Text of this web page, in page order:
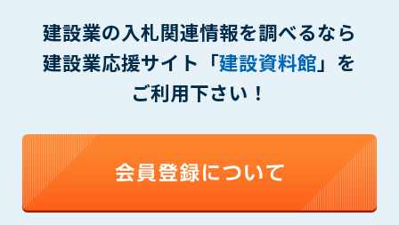
建設業の入札関連情報を調べるなら
建設業応援サイト「建設資料館」を
ご利用下さい！
第9条（会員の個人情報）
会員の氏名、住所、性別、年齢、メールアドレスその他本サー
ビスの提供に関連して管理者が知り得た会員の個人情報（以下
個人情報といいます）について、管理者は、以下の各号に該当
す。
(1) 会員が、自己の個人情報の開示に事前に同意している場合
(2) 個々の会員を特定できない統計的な処理をした形式で第三
(3) 第三者および管理者の権利、財産、安全等を保護するため